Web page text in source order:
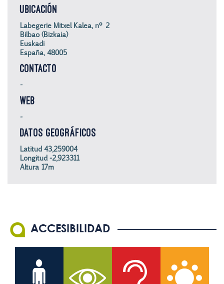
UBICACIÓN
Labegerie Mitxel Kalea, nº 2
Bilbao (Bizkaia)
Euskadi
España, 48005
CONTACTO
-
WEB
-
DATOS GEOGRÁFICOS
Latitud 43,259004
Longitud -2,923311
Altura 17m
ACCESIBILIDAD